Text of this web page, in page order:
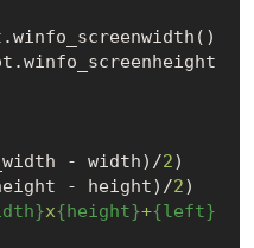
- width)/
2)
- height)/
2)
x{height}+{left}